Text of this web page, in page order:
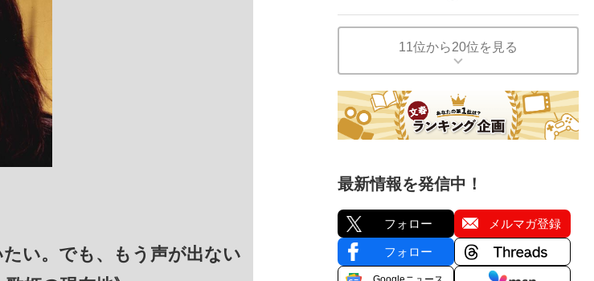
たい。でも、もう声が出ない
11位から20位を見る
最新情報を発信中！
フォロー メルマガ登録
フォロー